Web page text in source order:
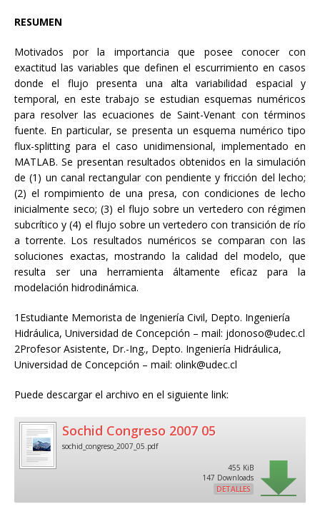
RESUMEN
Motivados por la importancia que posee conocer con
exactitud las variables que definen el escurrimiento en casos
donde el flujo presenta una alta variabilidad espacial y
temporal, en este trabajo se estudian esquemas numéricos
para resolver las ecuaciones de Saint-Venant con términos
fuente. En particular, se presenta un esquema numérico tipo
flux-splitting para el caso unidimensional, implementado en
MATLAB. Se presentan resultados obtenidos en la simulación
de (1) un canal rectangular con pendiente y fricción del lecho;
(2) el rompimiento de una presa, con condiciones de lecho
inicialmente seco; (3) el flujo sobre un vertedero con régimen
subcrítico y (4) el flujo sobre un vertedero con transición de río
a torrente. Los resultados numéricos se comparan con las
soluciones exactas, mostrando la calidad del modelo, que
resulta ser una herramienta áltamente eficaz para la
modelación hidrodinámica.
1Estudiante Memorista de Ingeniería Civil, Depto. Ingeniería
Hidráulica, Universidad de Concepción – mail: jdonoso@udec.cl
2Profesor Asistente, Dr.-Ing., Depto. Ingeniería Hidráulica,
Universidad de Concepción – mail: olink@udec.cl
Puede descargar el archivo en el siguiente link:
Sochid Congreso 2007 05
sochid_congreso_2007_05.pdf
455 KiB
147 Downloads
DETALLES